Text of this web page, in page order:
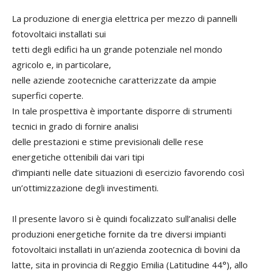
La produzione di energia elettrica per mezzo di pannelli
fotovoltaici installati sui
tetti degli edifici ha un grande potenziale nel mondo
agricolo e, in particolare,
nelle aziende zootecniche caratterizzate da ampie
superfici coperte.
In tale prospettiva è importante disporre di strumenti
tecnici in grado di fornire analisi
delle prestazioni e stime previsionali delle rese
energetiche ottenibili dai vari tipi
d’impianti nelle date situazioni di esercizio favorendo così
un’ottimizzazione degli investimenti.
Il presente lavoro si è quindi focalizzato sull’analisi delle
produzioni energetiche fornite da tre diversi impianti
fotovoltaici installati in un’azienda zootecnica di bovini da
latte, sita in provincia di Reggio Emilia (Latitudine 44°), allo